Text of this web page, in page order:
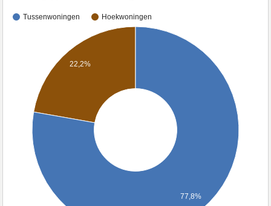
Tussenwoningen Hoekwoningen
22,2%
77,8%